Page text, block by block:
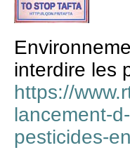
interdire les
https://
lancement-
pesticides-